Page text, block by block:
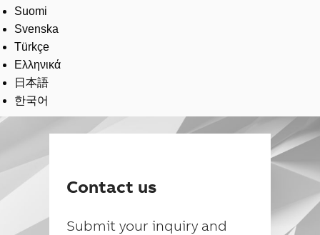
Suomi
Svenska
Türkçe
Ελληνικά
日本語
한국어
Contact us
Submit your inquiry and